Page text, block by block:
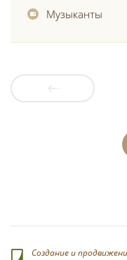
Музыканты
Создание и